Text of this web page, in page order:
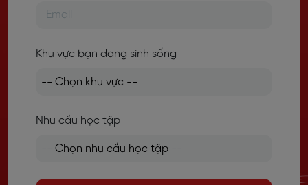
Khu vực bạn đang sinh sống
Nhu cầu học tập